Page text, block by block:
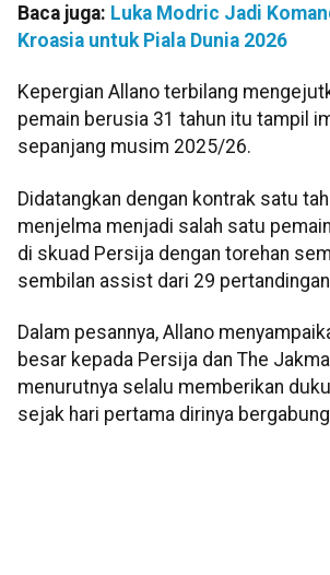
Baca juga: Luka Modric Jadi
Kroasia untuk Piala Dunia 2026
Kepergian Allano terbilang
pemain berusia 31 tahun itu tampil
sepanjang musim 2025/26.
Didatangkan dengan kontrak satu
menjelma menjadi salah satu
di skuad Persija dengan torehan
sembilan assist dari 29
Dalam pesannya, Allano
besar kepada Persija dan The
menurutnya selalu memberikan
sejak hari pertama dirinya